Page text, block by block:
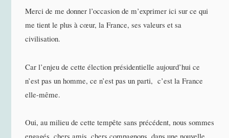
Merci de me donner l’occasion de m’exprimer ici sur ce qui
me tient le plus à cœur, la France, ses valeurs et sa
civilisation.
Car l’enjeu de cette élection présidentielle aujourd’hui ce
n’est pas un homme, ce n’est pas un parti, c’est la France
elle-même.
Oui, au milieu de cette tempête sans précédent, nous sommes